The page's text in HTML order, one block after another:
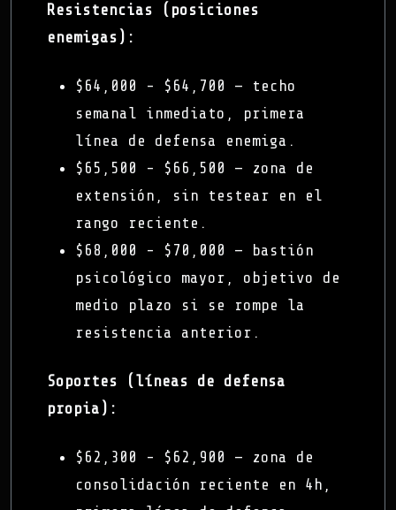
Resistencias (posiciones
enemigas):
$64,000 - $64,700 — techo
semanal inmediato, primera
línea de defensa enemiga.
$65,500 - $66,500 — zona de
extensión, sin testear en el
rango reciente.
$68,000 - $70,000 — bastión
psicológico mayor, objetivo de
medio plazo si se rompe la
resistencia anterior.
Soportes (líneas de defensa
propia):
$62,300 - $62,900 — zona de
consolidación reciente en 4h,